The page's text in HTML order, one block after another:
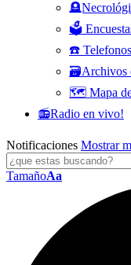
🗳️
☎️
🗃️Archivos
🗺️ Mapa de
📻Radio en vivo!
Notificaciones Mostrar
TamañoAa